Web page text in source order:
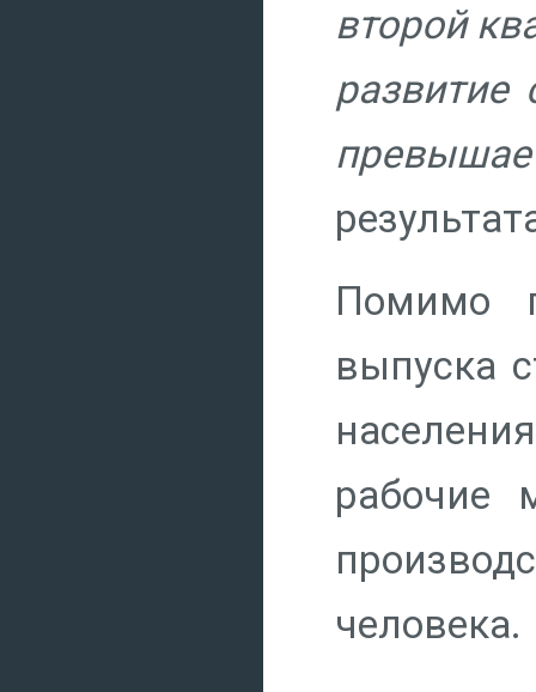
второй
развитие
Помимо
выпуска
рабочие
человека.